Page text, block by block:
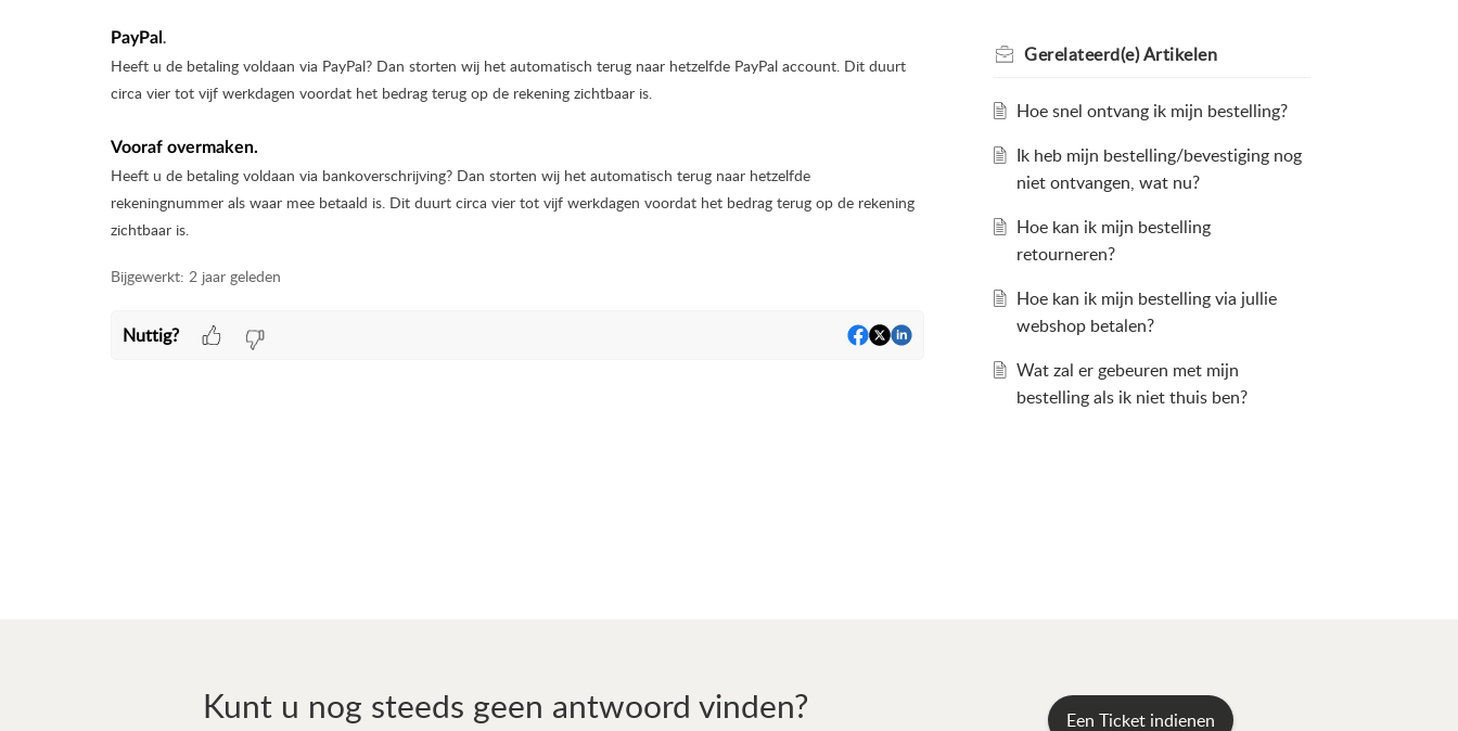
Pa​yPal .
Heeft u de betaling voldaan via PayPal? Dan storten wij het automatisch terug naar hetzelfde PayPal account. Dit duurt
circa vier tot vijf werkdagen voordat het bedrag terug op de rekening zichtbaar is.
Vooraf overmaken.
Heeft u de betaling voldaan via bankoverschrijving? Dan storten wij het automatisch terug naar hetzelfde
rekeningnummer als waar mee betaald is. Dit duurt circa vier tot vijf werkdagen voordat het bedrag terug op de rekening
zichtbaar is.
Bijgewerkt: 2 jaar geleden
Nuttig?
Gerelateerd(e)Artikelen
Hoe snel ontvang ik mijn bestelling?
Ik heb mijn bestelling/bevestiging nog
niet ontvangen, wat nu?
Hoe kan ik mijn bestelling
retourneren?
Hoe kan ik mijn bestelling via jullie
webshop betalen?
Wat zal er gebeuren met mijn
bestelling als ik niet thuis ben?
Kunt u nog steeds geen antwoord vinden? Een Ticket indienen